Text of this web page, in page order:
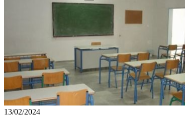
13/02/2024